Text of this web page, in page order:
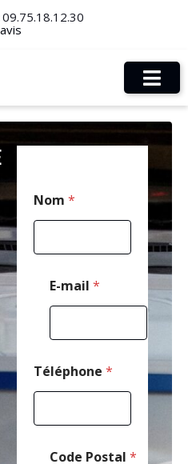
09.75.18.12.30
-
m
i
Nom *
E-mail *
Téléphone *
Code Postal *